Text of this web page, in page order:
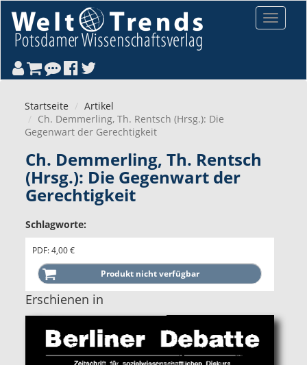
Toggle
Startseite
Artikel
Ch. Demmerling, Th. Rentsch (Hrsg.): Die
Gegenwart der Gerechtigkeit
Ch. Demmerling, Th. Rentsch
(Hrsg.): Die Gegenwart der
Gerechtigkeit
Schlagworte:
PDF: 4,00 €
Erschienen in